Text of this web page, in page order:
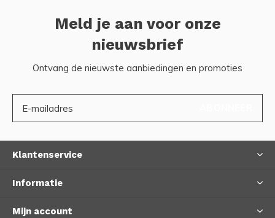
Meld je aan voor onze
nieuwsbrief
Ontvang de nieuwste aanbiedingen en promoties
Klantenservice
Informatie
Mijn account